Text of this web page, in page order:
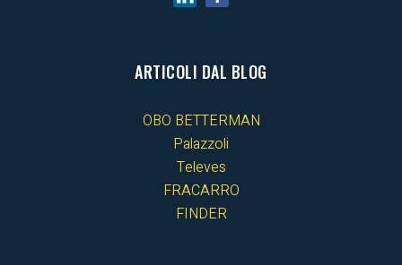
ARTICOLI DAL BLOG
OBO BETTERMAN
Palazzoli
Televes
FRACARRO
FINDER